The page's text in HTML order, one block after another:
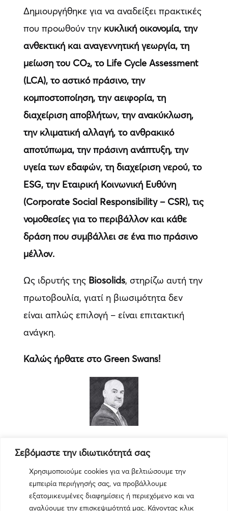
Σεβόμαστε την ιδιωτικότητά σας
Χρησιμοποιούμε cookies για να βελτιώσουμε την
εμπειρία περιήγησής σας, να προβάλλουμε
εξατομικευμένες διαφημίσεις ή περιεχόμενο και να
αναλύουμε την επισκεψιμότητά μας. Κάνοντας κλικ
Δημιουργήθηκε για να αναδείξει πρακτικές
που προωθούν την κυκλική οικονομία, την
ανθεκτική και αναγεννητική γεωργία, τη
μείωση του CO₂, το Life Cycle Assessment
(LCA), το αστικό πράσινο, την
κομποστοποίηση, την αειφορία, τη
διαχείριση αποβλήτων, την ανακύκλωση,
την κλιματική αλλαγή, το ανθρακικό
αποτύπωμα, την πράσινη ανάπτυξη, την
υγεία των εδαφών, τη διαχείριση νερού, το
ESG, την Εταιρική Κοινωνική Ευθύνη
(Corporate Social Responsibility – CSR), τις
νομοθεσίες για το περιβάλλον και κάθε
δράση που συμβάλλει σε ένα πιο πράσινο
μέλλον.
Ως ιδρυτής της Biosolids, στηρίζω αυτή την
πρωτοβουλία, γιατί η βιωσιμότητα δεν
είναι απλώς επιλογή – είναι επιτακτική
ανάγκη.
Καλώς ήρθατε στο Green Swans!
Εκδότης